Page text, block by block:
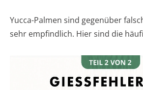
Yucca-Palmen sind gegenüber
sehr empfindlich. Hier sind die